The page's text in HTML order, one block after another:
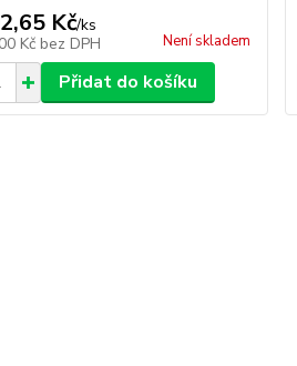
Kč/ks
Kč bez DPH Není skladem
Přidat do košíku